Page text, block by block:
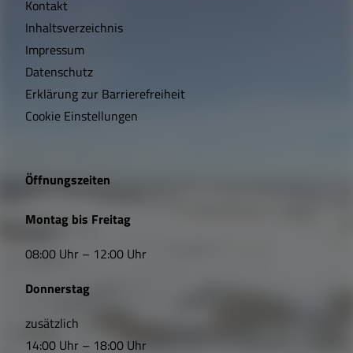
c
h
t
i
e
L
n
k
s
Kontakt
Inhaltsverzeichnis
Impressum
Datenschutz
Erklärung zur Barrierefreiheit
Cookie Einstellungen
Öffnungszeiten
Montag bis Freitag
08:00 Uhr – 12:00 Uhr
Donnerstag
zusätzlich
14:00 Uhr – 18:00 Uhr